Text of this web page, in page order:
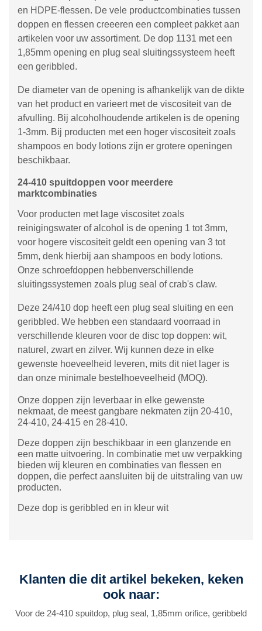
en HDPE-flessen. De vele productcombinaties tussen
doppen en flessen creeeren een compleet pakket aan
artikelen voor uw assortiment. De dop 1131 met een
1,85mm opening en plug seal sluitingssysteem heeft
een geribbled.
De diameter van de opening is afhankelijk van de dikte
van het product en varieert met de viscositeit van de
afvulling. Bij alcoholhoudende artikelen is de opening
1-3mm. Bij producten met een hoger viscositeit zoals
shampoos en body lotions zijn er grotere openingen
beschikbaar.
24-410 spuitdoppen voor meerdere
marktcombinaties
Voor producten met lage viscositet zoals
reinigingswater of alcohol is de opening 1 tot 3mm,
voor hogere viscositeit geldt een opening van 3 tot
5mm, denk hierbij aan shampoos en body lotions.
Onze schroefdoppen hebbenverschillende
sluitingssystemen zoals plug seal of crab's claw.
Deze 24/410 dop heeft een plug seal sluiting en een
geribbled. We hebben een standaard voorraad in
verschillende kleuren voor de disc top doppen: wit,
naturel, zwart en zilver. Wij kunnen deze in elke
gewenste hoeveelheid leveren, mits dit niet lager is
dan onze minimale bestelhoeveelheid (MOQ).
Onze doppen zijn leverbaar in elke gewenste
nekmaat, de meest gangbare nekmaten zijn 20-410,
24-410, 24-415 en 28-410.
Deze doppen zijn beschikbaar in een glanzende en
een matte uitvoering. In combinatie met uw verpakking
bieden wij kleuren en combinaties van flessen en
doppen, die perfect aansluiten bij de uitstraling van uw
producten.
Deze dop is geribbled en in kleur wit
Klanten die dit artikel bekeken, keken
ook naar:
Voor de 24-410 spuitdop, plug seal, 1,85mm orifice, geribbeld